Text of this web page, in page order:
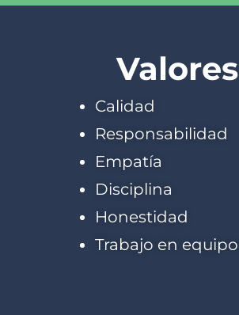
Valores
Calidad
Responsabilidad
Empatía
Disciplina
Honestidad
Trabajo en equipo